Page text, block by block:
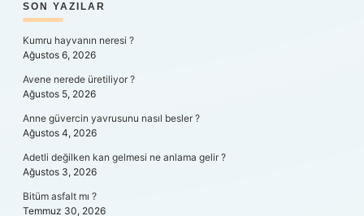
SIDEBAR
SON YAZILAR
Kumru hayvanın neresi ?
Ağustos 6, 2026
Avene nerede üretiliyor ?
Ağustos 5, 2026
Anne güvercin yavrusunu nasıl besler ?
Ağustos 4, 2026
Adetli değilken kan gelmesi ne anlama gelir ?
Ağustos 3, 2026
Bitüm asfalt mı ?
Temmuz 30, 2026